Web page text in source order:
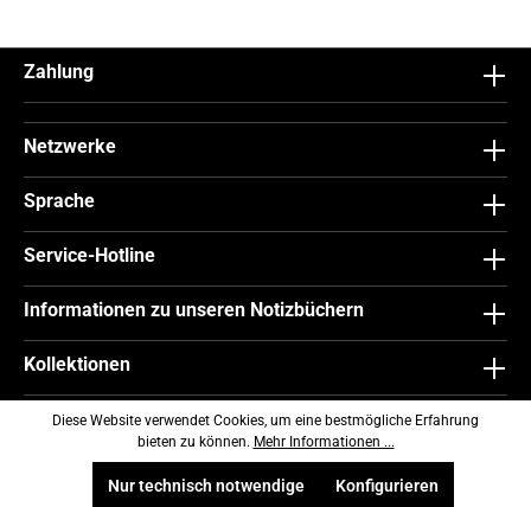
Zahlung
Netzwerke
Sprache
Service-Hotline
Informationen zu unseren Notizbüchern
Kollektionen
World of Lanybook
Diese Website verwendet Cookies, um eine bestmögliche Erfahrung
bieten zu können. Mehr Informationen ...
Nur technisch notwendige Konfigurieren